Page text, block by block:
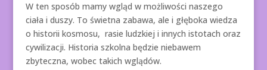
W ten sposób mamy wgląd w możliwości naszego
ciała i duszy. To świetna zabawa, ale i głęboka wiedza
o historii kosmosu, rasie ludzkiej i innych istotach oraz
cywilizacji. Historia szkolna będzie niebawem
zbyteczna, wobec takich wglądów.